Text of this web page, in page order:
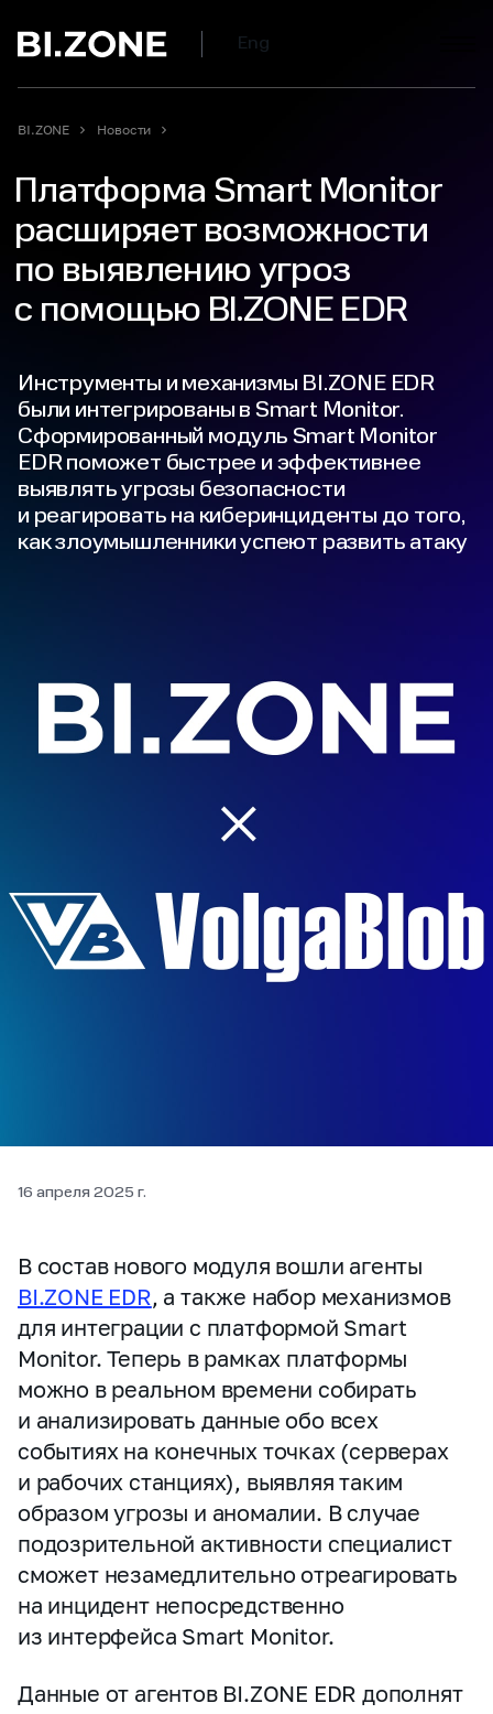
Eng
BI.ZONE Новости
Платформа Smart Monitor
расширяет возможности
по выявлению угроз
с помощью BI.ZONE EDR
Инструменты и механизмы BI.ZONE EDR
были интегрированы в Smart Monitor.
Сформированный модуль Smart Monitor
EDR поможет быстрее и эффективнее
выявлять угрозы безопасности
и реагировать на киберинциденты до того,
как злоумышленники успеют развить атаку
16 апреля 2025 г.
В состав нового модуля вошли агенты
BI.ZONE EDR, а также набор механизмов
для интеграции с платформой Smart
Monitor. Теперь в рамках платформы
можно в реальном времени собирать
и анализировать данные обо всех
событиях на конечных точках (серверах
и рабочих станциях), выявляя таким
образом угрозы и аномалии. В случае
подозрительной активности специалист
сможет незамедлительно отреагировать
на инцидент непосредственно
из интерфейса Smart Monitor.
Данные от агентов BI.ZONE EDR дополнят